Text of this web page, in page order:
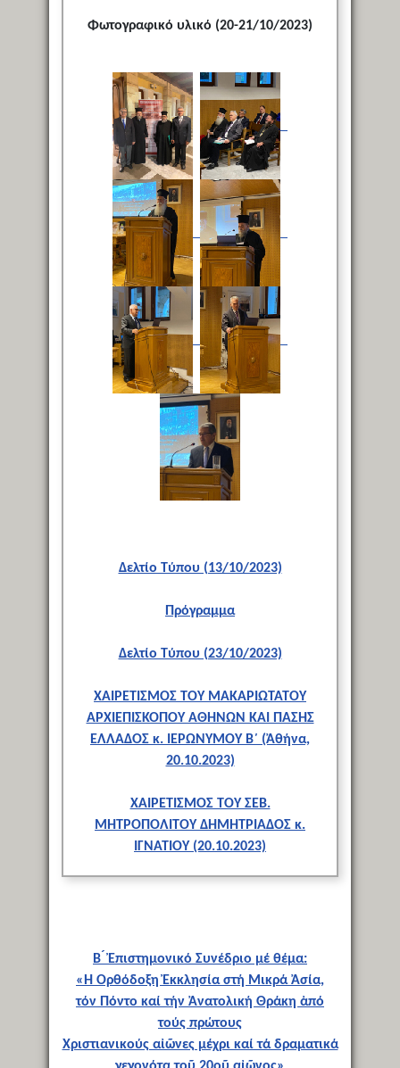
Φωτογραφικό υλικό (20-21/10/2023)
Δελτίο Τύπου (13/10/2023)
Πρόγραμμα
Δελτίο Τύπου (23/10/2023)
ΧΑΙΡΕΤΙΣΜΟΣ ΤΟΥ ΜΑΚΑΡΙΩΤΑΤΟΥ
ΑΡΧΙΕΠΙΣΚΟΠΟΥ ΑΘΗΝΩΝ ΚΑΙ ΠΑΣΗΣ
ΕΛΛΑΔΟΣ κ. ΙΕΡΩΝΥΜΟΥ Β΄ (Ἀθήνα,
20.10.2023)
ΧΑΙΡΕΤΙΣΜΟΣ ΤΟΥ ΣΕΒ.
ΜΗΤΡΟΠΟΛΙΤΟΥ ΔΗΜΗΤΡΙΑΔΟΣ κ.
ΙΓΝΑΤΙΟΥ (20.10.2023)
B ́ Ἐπιστημονικό Συνέδριο μέ θέμα:
«Ἡ Ὀρθόδοξη Ἐκκλησία στή Μικρά Ἀσία,
τόν Πόντο καί τήν Ἀνατολική Θράκη ἀπό
τούς πρώτους
Χριστιανικούς αἰῶνες μέχρι καί τά δραματικά